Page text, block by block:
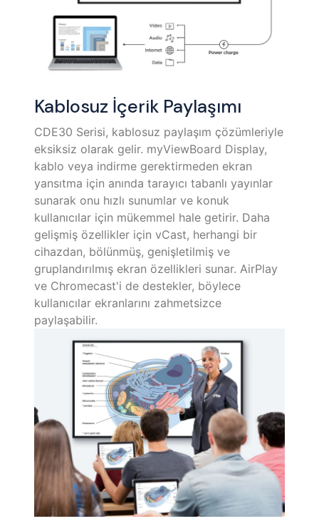
Kablosuz İçerik Paylaşımı
CDE30 Serisi, kablosuz paylaşım çözümleriyle
eksiksiz olarak gelir. myViewBoard Display,
kablo veya indirme gerektirmeden ekran
yansıtma için anında tarayıcı tabanlı yayınlar
sunarak onu hızlı sunumlar ve konuk
kullanıcılar için mükemmel hale getirir. Daha
gelişmiş özellikler için vCast, herhangi bir
cihazdan, bölünmüş, genişletilmiş ve
gruplandırılmış ekran özellikleri sunar. AirPlay
ve Chromecast'i de destekler, böylece
kullanıcılar ekranlarını zahmetsizce
paylaşabilir. ​